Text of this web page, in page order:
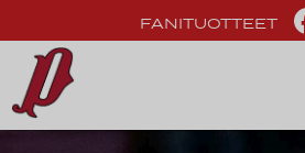
FANITUOTTEET